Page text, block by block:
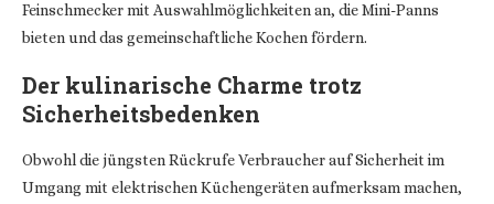
Feinschmecker mit Auswahlmöglichkeiten an, die Mini-Panns
bieten und das gemeinschaftliche Kochen fördern.
Der kulinarische Charme trotz
Sicherheitsbedenken
Obwohl die jüngsten Rückrufe Verbraucher auf Sicherheit im
Umgang mit elektrischen Küchengeräten aufmerksam machen,